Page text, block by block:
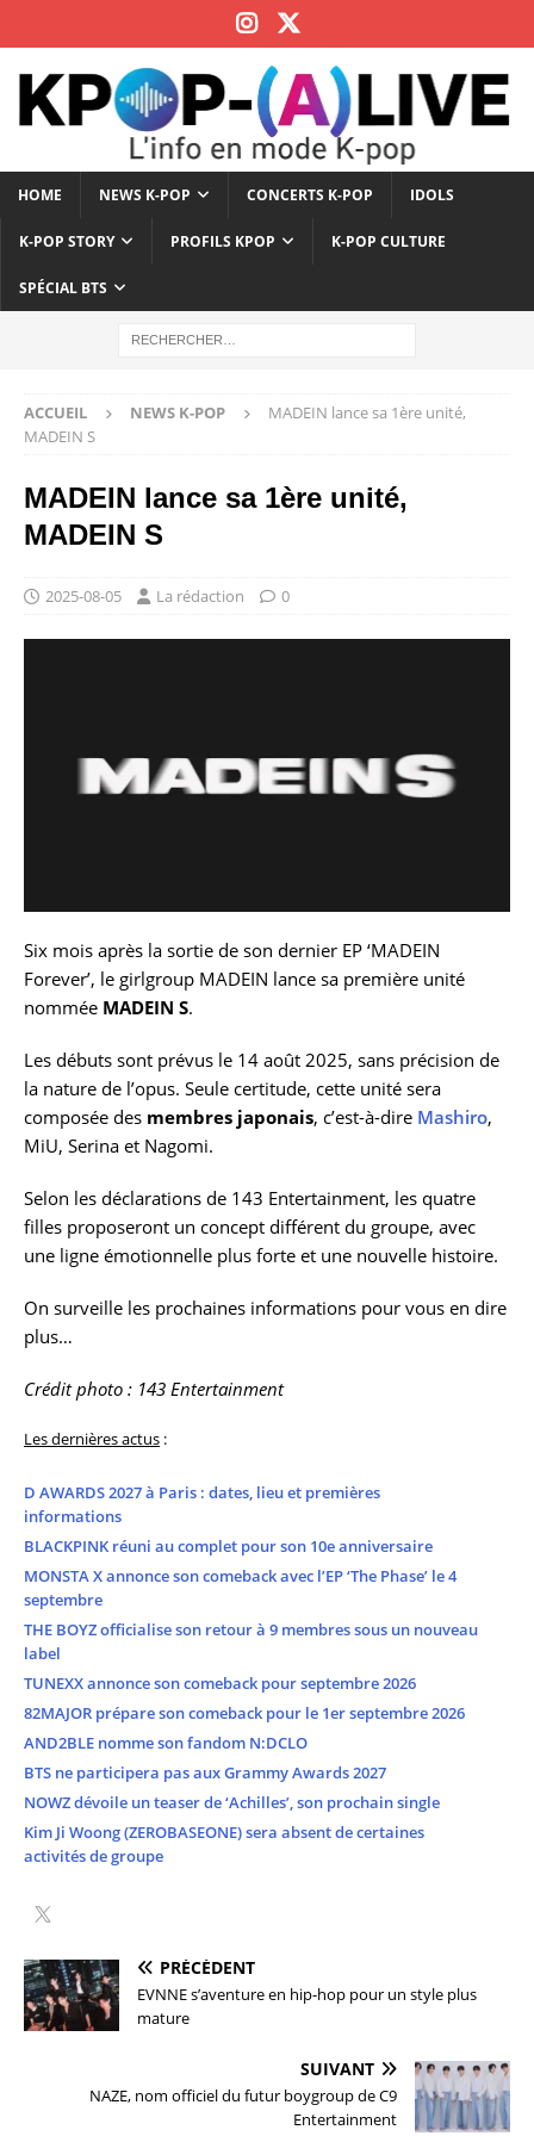
HOME NEWS K-POP CONCERTS K-POP IDOLS
K-POP STORY PROFILS KPOP K-POP CULTURE
SPÉCIAL BTS
ACCUEIL NEWS K-POP
MADEIN lance sa 1ère unité,
MADEIN S
MADEIN lance sa 1ère unité,
MADEIN S
2025-08-05 La rédaction 0
Six mois après la sortie de son dernier EP ‘MADEIN
Forever’, le girlgroup MADEIN lance sa première unité
nommée MADEIN S.
Les débuts sont prévus le 14 août 2025, sans précision de
la nature de l’opus. Seule certitude, cette unité sera
composée des membres japonais, c’est-à-dire Mashiro,
MiU, Serina et Nagomi.
Selon les déclarations de 143 Entertainment, les quatre
filles proposeront un concept différent du groupe, avec
une ligne émotionnelle plus forte et une nouvelle histoire.
On surveille les prochaines informations pour vous en dire
plus…
Crédit photo : 143 Entertainment
Les dernières actus :
D AWARDS 2027 à Paris : dates, lieu et premières
informations
BLACKPINK réuni au complet pour son 10e anniversaire
MONSTA X annonce son comeback avec l’EP ‘The Phase’ le 4
septembre
THE BOYZ officialise son retour à 9 membres sous un nouveau
label
TUNEXX annonce son comeback pour septembre 2026
82MAJOR prépare son comeback pour le 1er septembre 2026
AND2BLE nomme son fandom N:DCLO
BTS ne participera pas aux Grammy Awards 2027
NOWZ dévoile un teaser de ‘Achilles’, son prochain single
Kim Ji Woong (ZEROBASEONE) sera absent de certaines
activités de groupe
PRÉCÉDENT
EVNNE s’aventure en hip-hop pour un style plus
mature
SUIVANT
NAZE, nom officiel du futur boygroup de C9
Entertainment